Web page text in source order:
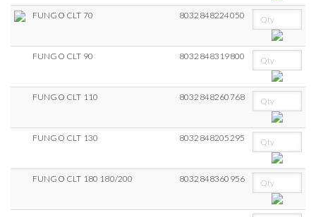
FUNGO CLT 70 8032848224050
FUNGO CLT 90 8032848319800
FUNGO CLT 110 8032848260768
FUNGO CLT 130 8032848205295
FUNGO CLT 180 180/200 8032848360956